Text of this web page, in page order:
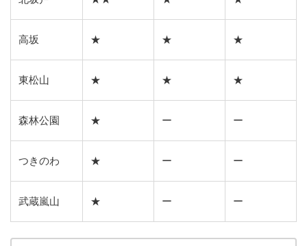
高坂 ★ ★ ★
東松山 ★ ★ ★
森林公園 ★ ー ー
つきのわ ★ ー ー
武蔵嵐山 ★ ー ー